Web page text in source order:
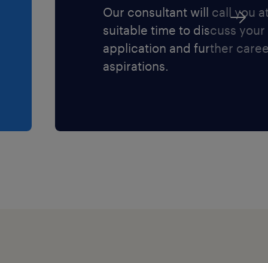
Our consultant will call you
suitable time to discuss your
application and further
aspirations.